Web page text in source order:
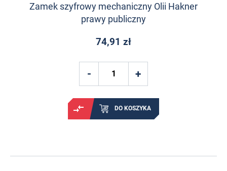
Zamek szyfrowy mechaniczny Olii Hakner
prawy publiczny
74,91 zł
DO KOSZYKA